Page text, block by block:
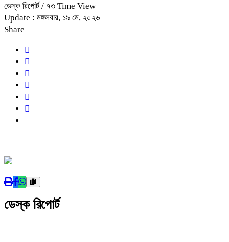
ডেস্ক রিপোর্ট/ ৭৩ Time View
Update : মঙ্গলবার, ১৯ মে, ২০২৬
Share
ডেস্ক রিপোর্ট